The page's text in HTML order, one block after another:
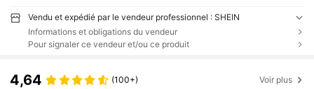
Vendu et expédié par le vendeur professionnel : SHEIN
Informations et obligations du vendeur
Pour signaler ce vendeur et/ou ce produit
4,64 (100+) Voir plus